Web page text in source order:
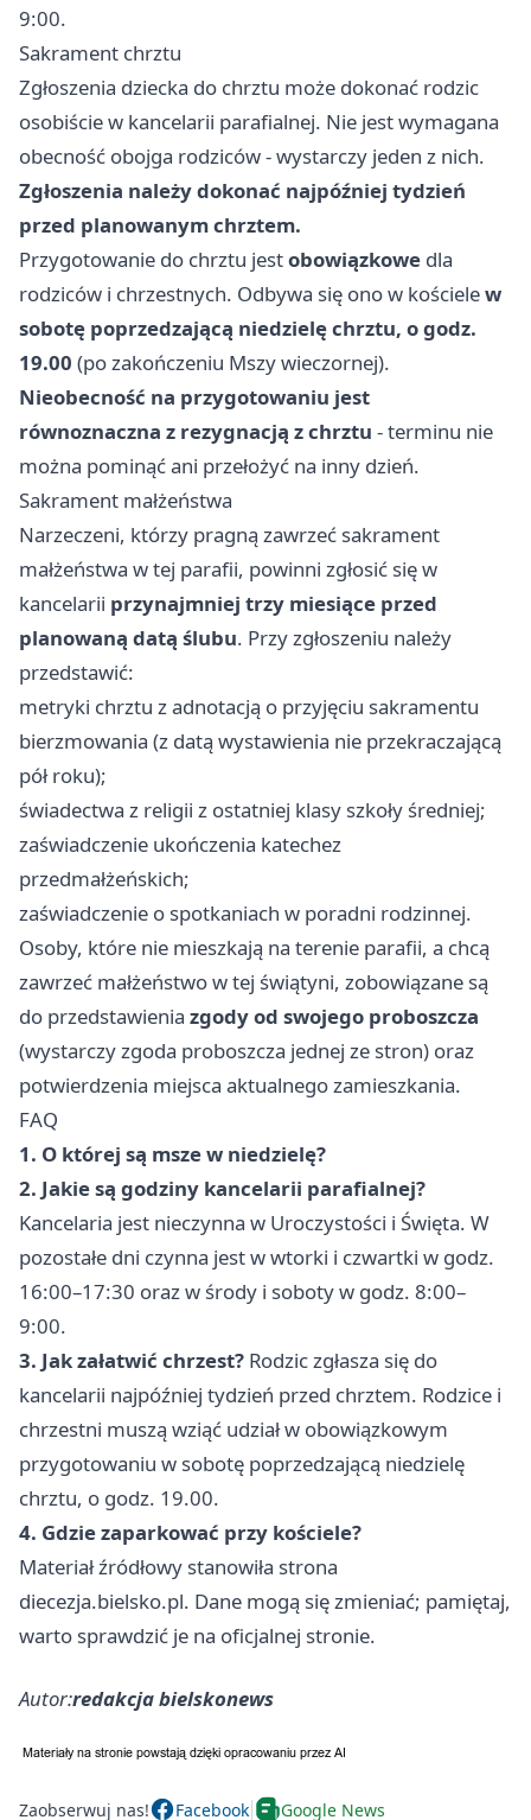
9:00.
Sakrament chrztu
Zgłoszenia dziecka do chrztu może dokonać rodzic
osobiście w kancelarii parafialnej. Nie jest wymagana
obecność obojga rodziców - wystarczy jeden z nich.
Zgłoszenia należy dokonać najpóźniej tydzień
przed planowanym chrztem.
Przygotowanie do chrztu jestobowiązkowe dla
rodziców i chrzestnych. Odbywa się ono w kościelew
sobotę poprzedzającą niedzielę chrztu, o godz.
19.00 (po zakończeniu Mszy wieczornej).
Nieobecność na przygotowaniu jest
równoznaczna z rezygnacją z chrztu - terminu nie
można pominąć ani przełożyć na inny dzień.
Sakrament małżeństwa
Narzeczeni, którzy pragną zawrzeć sakrament
małżeństwa w tej parafii, powinni zgłosić się w
kancelarii przynajmniej trzy miesiące przed
planowaną datą ślubu. Przy zgłoszeniu należy
przedstawić:
metryki chrztu z adnotacją o przyjęciu sakramentu
bierzmowania (z datą wystawienia nie przekraczającą
pół roku);
świadectwa z religii z ostatniej klasy szkoły średniej;
zaświadczenie ukończenia katechez
przedmałżeńskich;
zaświadczenie o spotkaniach w poradni rodzinnej.
Osoby, które nie mieszkają na terenie parafii, a chcą
zawrzeć małżeństwo w tej świątyni, zobowiązane są
do przedstawienia zgody od swojego proboszcza
(wystarczy zgoda proboszcza jednej ze stron) oraz
potwierdzenia miejsca aktualnego zamieszkania.
FAQ
1. O której są msze w niedzielę?
2. Jakie są godziny kancelarii parafialnej?
Kancelaria jest nieczynna w Uroczystości i Święta. W
pozostałe dni czynna jest w wtorki i czwartki w godz.
16:00–17:30 oraz w środy i soboty w godz. 8:00–
9:00.
3. Jak załatwić chrzest? Rodzic zgłasza się do
kancelarii najpóźniej tydzień przed chrztem. Rodzice i
chrzestni muszą wziąć udział w obowiązkowym
przygotowaniu w sobotę poprzedzającą niedzielę
chrztu, o godz. 19.00.
4. Gdzie zaparkować przy kościele?
Materiał źródłowy stanowiła strona
diecezja.bielsko.pl. Dane mogą się zmieniać; pamiętaj,
warto sprawdzić je na oficjalnej stronie.
Autor:redakcja bielskonews
Zaobserwuj nas! Facebook Google News